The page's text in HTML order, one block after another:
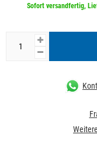
Sofort versandfertig,